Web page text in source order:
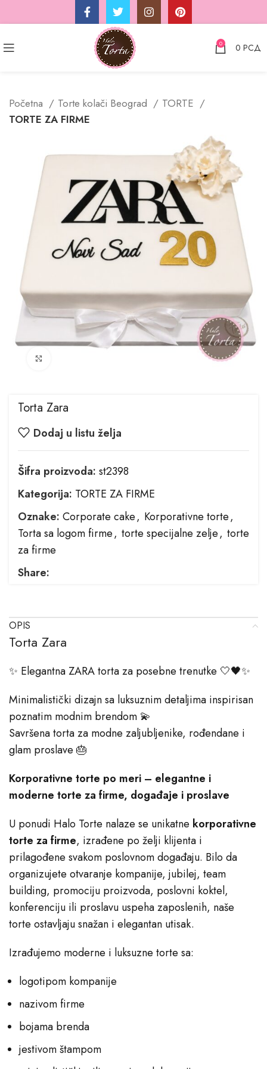
0 0 РСД
Početna Torte kolači Beograd
TORTE
TORTE ZA FIRME
Torta Zara
Dodaj u listu želja
Šifra proizvoda: st2398
Kategorija: TORTE ZA FIRME
Oznake: Corporate cake, Korporativne torte,
Torta sa logom firme, torte specijalne zelje, torte
za firme
Share:
OPIS
Torta Zara
✨ Elegantna ZARA torta za posebne trenutke 🤍🖤✨
Minimalistički dizajn sa luksuznim detaljima inspirisan
poznatim modnim brendom 💫
Savršena torta za modne zaljubljenike, rođendane i
glam proslave 🎂
Korporativne torte po meri – elegantne i
moderne torte za firme, događaje i proslave
U ponudi Halo Torte nalaze se unikatne korporativne
torte za firme, izrađene po želji klijenta i
prilagođene svakom poslovnom događaju. Bilo da
organizujete otvaranje kompanije, jubilej, team
building, promociju proizvoda, poslovni koktel,
konferenciju ili proslavu uspeha zaposlenih, naše
torte ostavljaju snažan i elegantan utisak.
Izrađujemo moderne i luksuzne torte sa:
logotipom kompanije
nazivom firme
bojama brenda
jestivom štampom